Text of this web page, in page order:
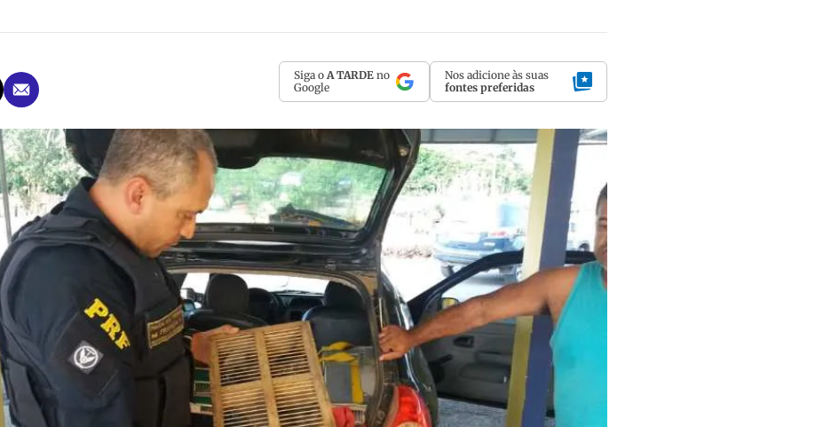
Siga o A TARDE no
Google
Nos adicione às suas
fontes preferidas